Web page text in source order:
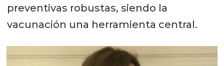
preventivas robustas, siendo la
vacunación una herramienta central.